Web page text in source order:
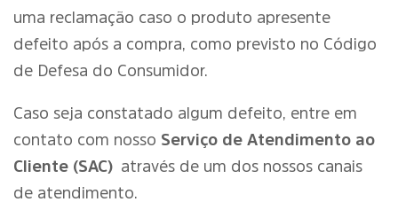
uma reclamação caso o produto apresente
defeito após a compra, como previsto no Código
de Defesa do Consumidor.
Caso seja constatado algum defeito, entre em
contato com nosso Serviço de Atendimento ao
Cliente (SAC) através de um dos nossos canais
de atendimento.